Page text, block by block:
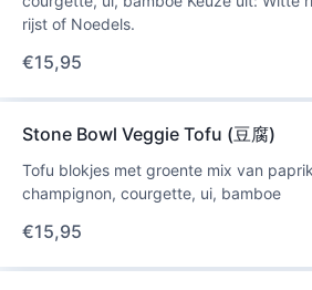
rijst of Noedels.
€15,95
Stone Bowl Veggie Tofu (豆腐)
Tofu blokjes met groente mix van
champignon, courgette, ui, bamboe
€15,95